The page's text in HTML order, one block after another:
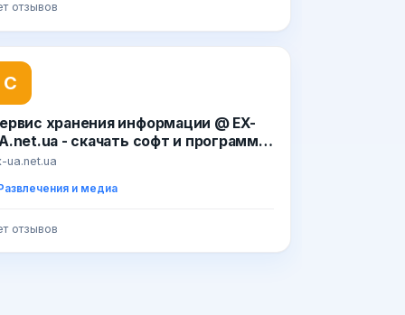
отзывов
С
хранения информации @ EX-
- скачать софт и программы
бесплатно фильмы | скачать
ua.net.ua
и медиа
отзывов